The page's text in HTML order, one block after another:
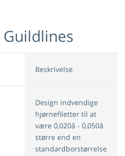
Guildlines
Beskrivelse
Design indvendige
hjørnefiletter til at
være 0,020â - 0,050â
større end en
standardborstørrelse